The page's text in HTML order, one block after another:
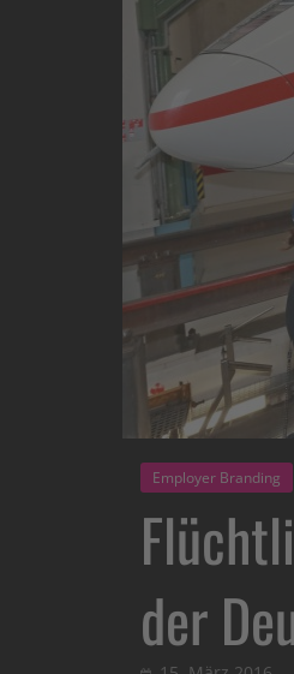
Employer Branding
der